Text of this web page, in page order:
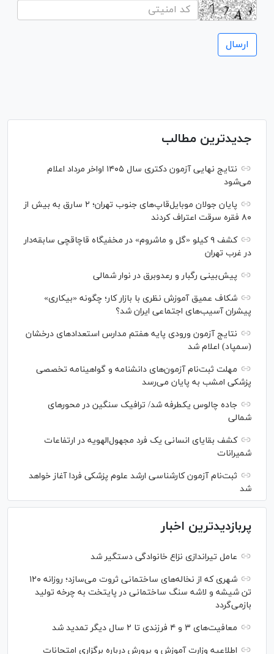
جدیدترین مطالب
نتایج نهایی آزمون دکتری سال ۱۴۰۵ اواخر مرداد اعلام
می‌شود
پایان جولان موبایل‌قاپ‌های جنوب تهران؛ ۲ سارق به بیش از
۸۰ فقره سرقت اعتراف کردند
کشف ۹ کیلو «گل و ماشروم» در مخفیگاه قاچاقچی سابقه‌دار
در غرب تهران
پیش‌بینی رگبار و رعدوبرق در نوار شمالی
شکاف عمیق آموزش نظری با بازار کار؛ چگونه «بیکاری»
پیشران آسیب‌های اجتماعی ایران شد؟
نتایج آزمون ورودی پایه هفتم مدارس استعدادهای درخشان
(سمپاد) اعلام شد
مهلت ثبت‌نام آزمون‌های دانشنامه و گواهینامه تخصصی
پزشکی امشب به پایان می‌رسد
جاده چالوس یکطرفه شد/ ترافیک سنگین در محورهای
شمالی
کشف بقایای انسانی یک فرد مجهول‌الهویه در ارتفاعات
شمیرانات
ثبت‌نام آزمون کارشناسی ارشد علوم پزشکی فردا آغاز خواهد
شد
پربازدیدترین اخبار
عامل تیراندازی نزاع خانوادگی دستگیر شد
شهری که از نخاله‌های ساختمانی ثروت می‌سازد؛ روزانه ۱۲۰
تن شیشه و لاشه سنگ ساختمانی در پایتخت به چرخه تولید
بازمی‌گردد
معافیت‌های ۳ و ۴ فرزندی تا ۲ سال دیگر تمدید شد
اطلاعیه وزارت آموزش و پرورش درباره برگزاری امتحانات